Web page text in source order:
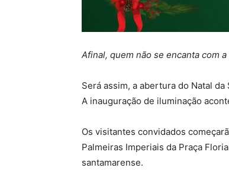
Afinal, quem não se encanta com
Será assim, a abertura do Natal
A inauguração de iluminação
Os visitantes convidados
Palmeiras Imperiais da Praça
santamarense.